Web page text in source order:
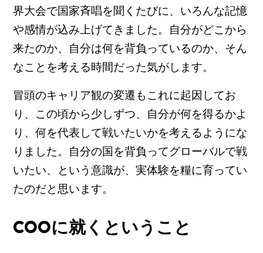
界大会で国家斉唱を聞くたびに、いろんな記憶
や感情が込み上げてきました。自分がどこから
来たのか、自分は何を背負っているのか、そん
なことを考える時間だった気がします。
冒頭のキャリア観の変遷もこれに起因してお
り、この頃から少しずつ、自分が何を得るかよ
り、何を代表して戦いたいかを考えるようにな
りました。自分の国を背負ってグローバルで戦
いたい、という意識が、実体験を糧に育ってい
たのだと思います。
COOに就くということ